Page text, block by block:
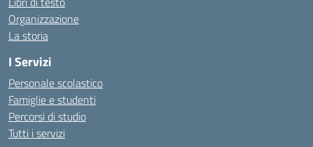
Organizzazione
La storia
I Servizi
Personale scolastico
Famiglie e studenti
Percorsi di studio
Tutti i servizi